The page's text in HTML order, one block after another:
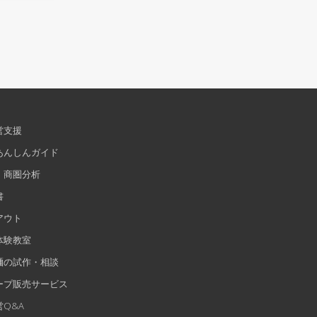
支援
しんガイド
商圏分析
ト
験教室
の試作・相談
販売サービス
Q&A